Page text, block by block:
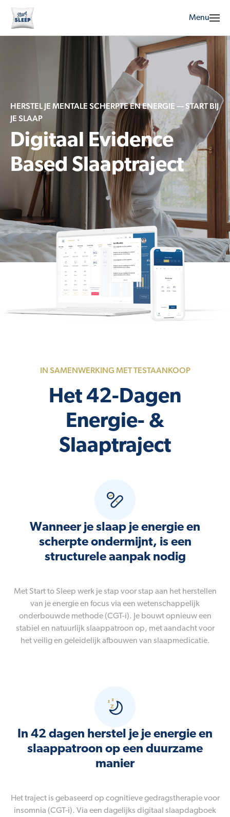
Menu
HERSTEL JE MENTALE SCHERPTE EN ENERGIE — START BIJ
JE SLAAP
Digitaal Evidence
Based Slaaptraject
IN SAMENWERKING MET TESTAANKOOP
Het 42-Dagen
Energie- &
Slaaptraject
Wanneer je slaap je energie en
scherpte ondermijnt, is een
structurele aanpak nodig
Met Start to Sleep werk je stap voor stap aan het herstellen
van je energie en focus via een wetenschappelijk
onderbouwde methode (CGT-i). Je bouwt opnieuw een
stabiel en natuurlijk slaappatroon op, met aandacht voor
het veilig en geleidelijk afbouwen van slaapmedicatie.
In 42 dagen herstel je je energie en
slaappatroon op een duurzame
manier
Het traject is gebaseerd op cognitieve gedragstherapie voor
insomnia (CGT-i). Via een dagelijks digitaal slaapdagboek